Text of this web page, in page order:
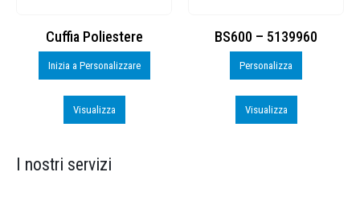
Cuffia Poliestere
Inizia a Personalizzare
Visualizza
BS600 – 5139960
Personalizza
Visualizza
I nostri servizi